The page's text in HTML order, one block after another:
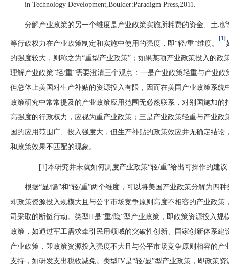
in Technology Development,Boulder:Paradigm Press,2011.
分解产业政策的另一个维度是产业政策实施所耗费的资金、土
等行政权力在产业政策制定和实施中使用的强度，即“轻/重”维度。
[1]
的强度较大，则称之为“重型产业政策”；如果某项产业政策投入的政
理解产业政策“轻/重”需要澄清三个观点：一是产业政策轻重与产业
但总体上美国对生产补贴的资源投入有限，因而在美国产业政策系
政策研究中常常提及的产业政策应用范围无必然联系，对别国施加
高强度的行政权力，应视为重产业政策；三是产业政策轻重与产业
国的应用范围广、投入强度大，但生产补贴的政策效应并无确定结
和政策效果不匹配的现象。
[1]本研究并未就如何测度产业政策“轻/重”给出可操作的建
根据“显/隐”和“轻/重”两个维度，可以将美国产业政策分解为四
即政策资源投入规模大且与公平市场竞争原则高度不相容的产业政
司采取的断链行动。类型II是“重/隐”型产业政策，即政策资源投入规
政策，如通过军工需求牵引民用领域的突破性创新、国家创新体系
产业政策，即政策资源投入强度不大且与公平市场竞争原则相容的
支持，如研发支出税收减免。类型IV是“轻/显”型产业政策，即政策